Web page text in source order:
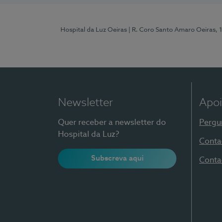
Hospital da Luz Oeiras | R. Coro Santo Amaro Oeiras,
Newsletter
Quer receber a newsletter do
Hospital da Luz?
Subscreva aqui